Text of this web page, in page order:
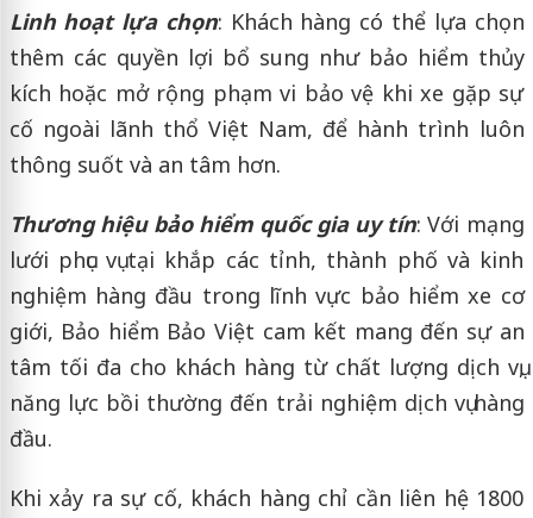
Linh hoạt lựa chọn: Khách hàng có thể lựa chọn
thêm các quyền lợi bổ sung như bảo hiểm thủy
kích hoặc mở rộng phạm vi bảo vệ khi xe gặp sự
cố ngoài lãnh thổ Việt Nam, để hành trình luôn
thông suốt và an tâm hơn.
Thương hiệu bảo hiểm quốc gia uy tín: Với mạng
lưới phục vụ tại khắp các tỉnh, thành phố và kinh
nghiệm hàng đầu trong lĩnh vực bảo hiểm xe cơ
giới, Bảo hiểm Bảo Việt cam kết mang đến sự an
tâm tối đa cho khách hàng từ chất lượng dịch vụ,
năng lực bồi thường đến trải nghiệm dịch vụ hàng
đầu.
Khi xảy ra sự cố, khách hàng chỉ cần liên hệ 1800